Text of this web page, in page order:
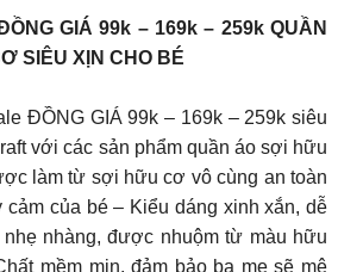
GIÁ 99k – 169k – 259k QUẦN
SIÊU XỊN CHO BÉ
ĐỒNG GIÁ 99k – 169k – 259k siêu
với các sản phẩm quần áo sợi hữu
làm từ sợi hữu cơ vô cùng an toàn
cảm của bé – Kiểu dáng xinh xắn, dễ
nhẹ nhàng, được nhuộm từ màu hữu
mềm mịn, đảm bảo ba mẹ sẽ mê